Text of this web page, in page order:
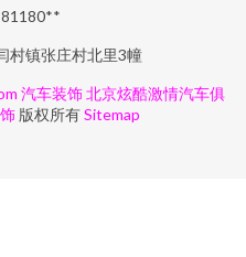
村镇张庄村北里3幢
汽车装饰 北京炫酷激情汽车俱
版权所有Sitemap